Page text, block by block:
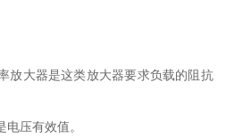
放大器是这类放大器要求负载的阻抗
压有效值。